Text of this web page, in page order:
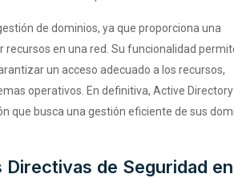
de dominios, ya que proporciona una
en una red. Su funcionalidad
un acceso adecuado a los recursos,
operativos. En definitiva, Active Directory
que busca una gestión eficiente de sus
de Seguridad en